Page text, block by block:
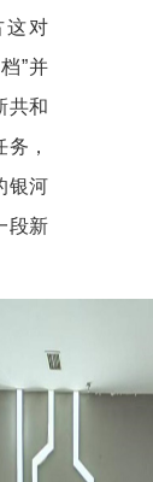
这对
”并
共和
，
银河
段新